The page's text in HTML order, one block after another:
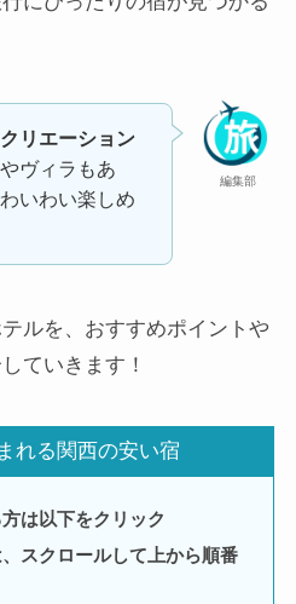
編集部
リエーション
ヴィラもあ
いわい楽しめ
ルを、おすすめポイントや
ていきます！
れる関西の安い宿
は以下をクリック
スクロールして上から順番